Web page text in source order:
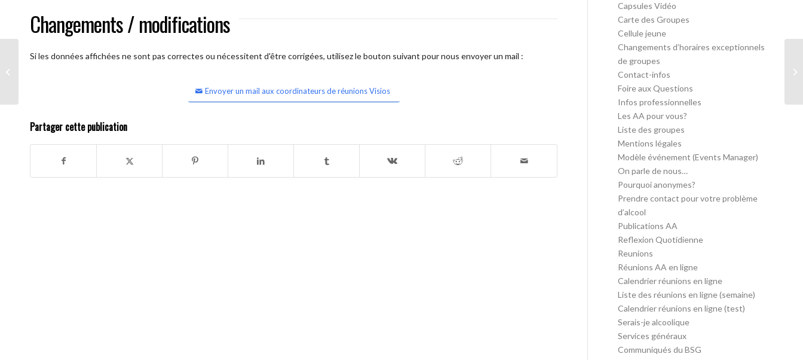
Changements / modifications
Si les données affichées ne sont pas correctes ou nécessitent d'être corrigées, utilisez le bouton suivant pour nous envoyer un mail :
Envoyer un mail aux coordinateurs de réunions Visios
Partager cette publication
Capsules Vidéo
Carte des Groupes
Cellule jeune
Changements d’horaires exceptionnels
de groupes
Contact-infos
Foire aux Questions
Infos professionnelles
Les AA pour vous?
Liste des groupes
Mentions légales
Modèle événement (Events Manager)
On parle de nous…
Pourquoi anonymes?
Prendre contact pour votre problème
d’alcool
Publications AA
Reflexion Quotidienne
Reunions
Réunions AA en ligne
Calendrier réunions en ligne
Liste des réunions en ligne (semaine)
Calendrier réunions en ligne (test)
Serais-je alcoolique
Services généraux
Communiqués du BSG